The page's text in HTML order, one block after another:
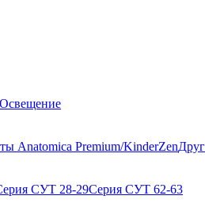
Освещение
Anatomica Premium/KinderZen
СУТ 28-29Серия СУТ 62-63